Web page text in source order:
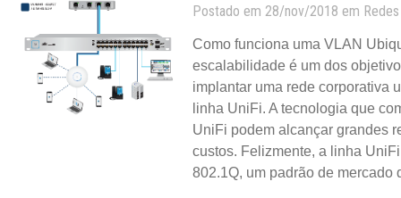
Postado em 28/nov/2018 em Redes
Como funciona uma VLAN
escalabilidade é um dos
implantar uma rede corporativa
linha UniFi. A tecnologia que
UniFi podem alcançar grandes
custos. Felizmente, a linha
802.1Q, um padrão de